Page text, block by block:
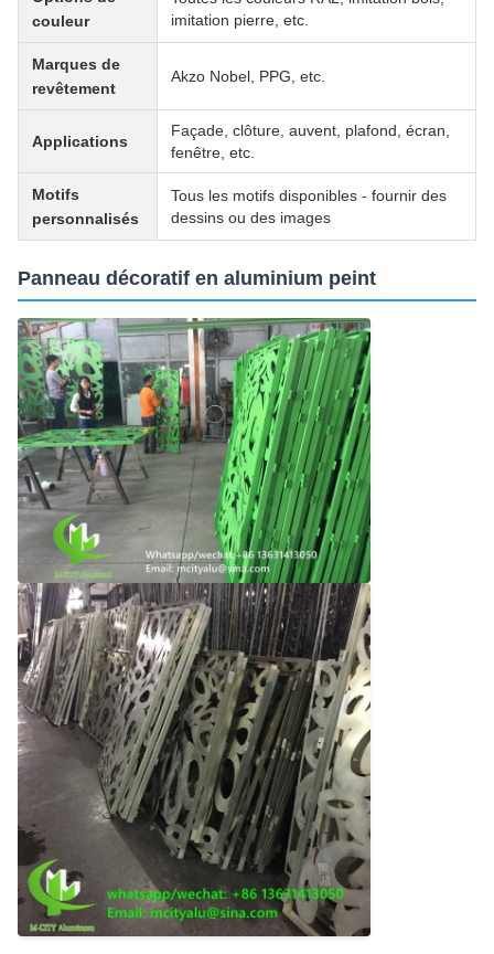
couleur
imitation pierre, etc.
Marques de
revêtement
Akzo Nobel, PPG, etc.
Applications
Façade, clôture, auvent, plafond, écran,
fenêtre, etc.
Motifs
personnalisés
Tous les motifs disponibles - fournir des
dessins ou des images
Panneau décoratif en aluminium peint